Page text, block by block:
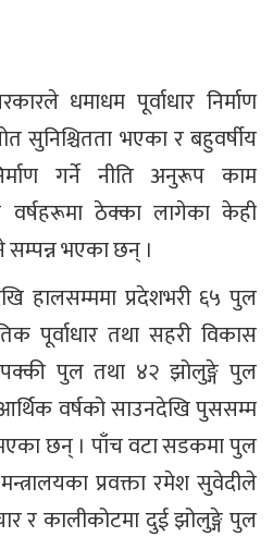
धमाधम पूर्वाधार निर्माण
सुनिश्चितता भएका र बहुवर्षीय
गर्ने नीति अनुरूप काम
वर्षहरूमा ठेक्का लागेका केही
सम्पन्न भएका छन् ।
हालसम्ममा प्रदेशभरी ६५ पुल
पूर्वाधार तथा सहरी विकास
पुल तथा ४२ झोलुङ्गे पुल
वर्षको साउनदेखि पुससम्म
छन् । पाँच वटा सडकमा पुल
प्रवक्ता रमेश सुवेदीले
र कालीकोटमा दुई झोलुङ्गे पुल